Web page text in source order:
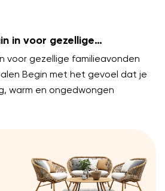
in voor gezellige
voor gezellige familieavonden
Begin met het gevoel dat je
warm en ongedwongen